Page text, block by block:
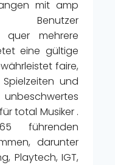
mit amp
Benutzer
quer mehrere
eine gültige
faire,
und
total Musiker .
führenden
darunter
Playtech, IGT,